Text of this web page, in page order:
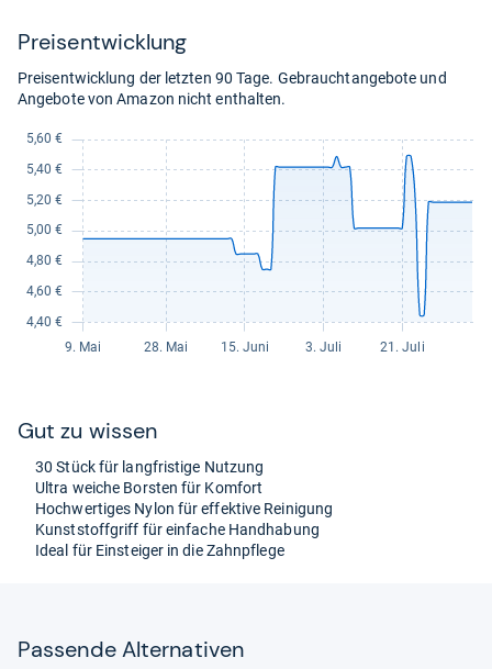
kaufen.
Preis­ent­wick­lung
Preisentwicklung der letzten 90 Tage. Gebrauchtangebote und
Angebote von Amazon nicht enthalten.
Gut zu wis­sen
30 Stück für lang­fris­tige Nut­zung
Ultra wei­che Bors­ten für Kom­fort
Hoch­wer­ti­ges Nylon für effek­tive Rei­ni­gung
Kunst­stoff­griff für ein­fa­che Hand­ha­bung
Ideal für Ein­stei­ger in die Zahn­pflege
Pas­sende Alter­na­ti­ven